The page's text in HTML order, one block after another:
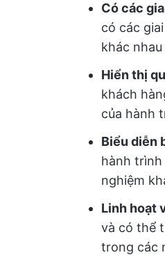
Có các
có các
khác
Hiển thị
khách
của hành
Biểu diễn
hành
nghiệm
Linh hoạt
và có thể
trong các